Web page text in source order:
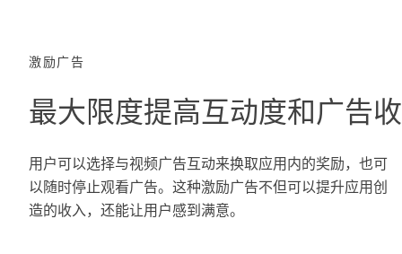
激励广告
最大限度提高互动度和广告
用户可以选择与视频广告互动来换取应用内的奖励，也可
以随时停止观看广告。这种激励广告不但可以提升应用创
造的收入，还能让用户感到满意。